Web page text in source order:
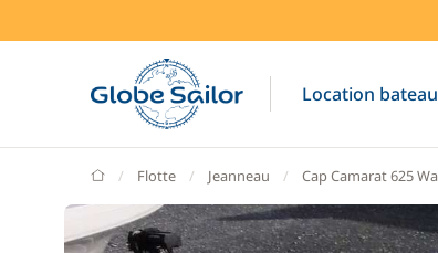
Location bateau
GlobeSailor
Flotte Jeanneau Cap Camarat 625 Wa